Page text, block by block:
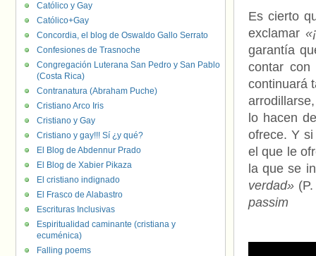
Es cierto
exclamar
garantía
contar
continuará
lo hacen
ofrece. Y
el que le
la que se
verdad»
passim
Católico y Gay
Católico+Gay
Concordia, el blog de Oswaldo Gallo Serrato
Confesiones de Trasnoche
Congregación Luterana San Pedro y San Pablo
(Costa Rica)
Contranatura (Abraham Puche)
Cristiano Arco Iris
Cristiano y Gay
Cristiano y gay!!! Sí ¿y qué?
El Blog de Abdennur Prado
El Blog de Xabier Pikaza
El cristiano indignado
El Frasco de Alabastro
Escrituras Inclusivas
Espiritualidad caminante (cristiana y
ecuménica)
Falling poems